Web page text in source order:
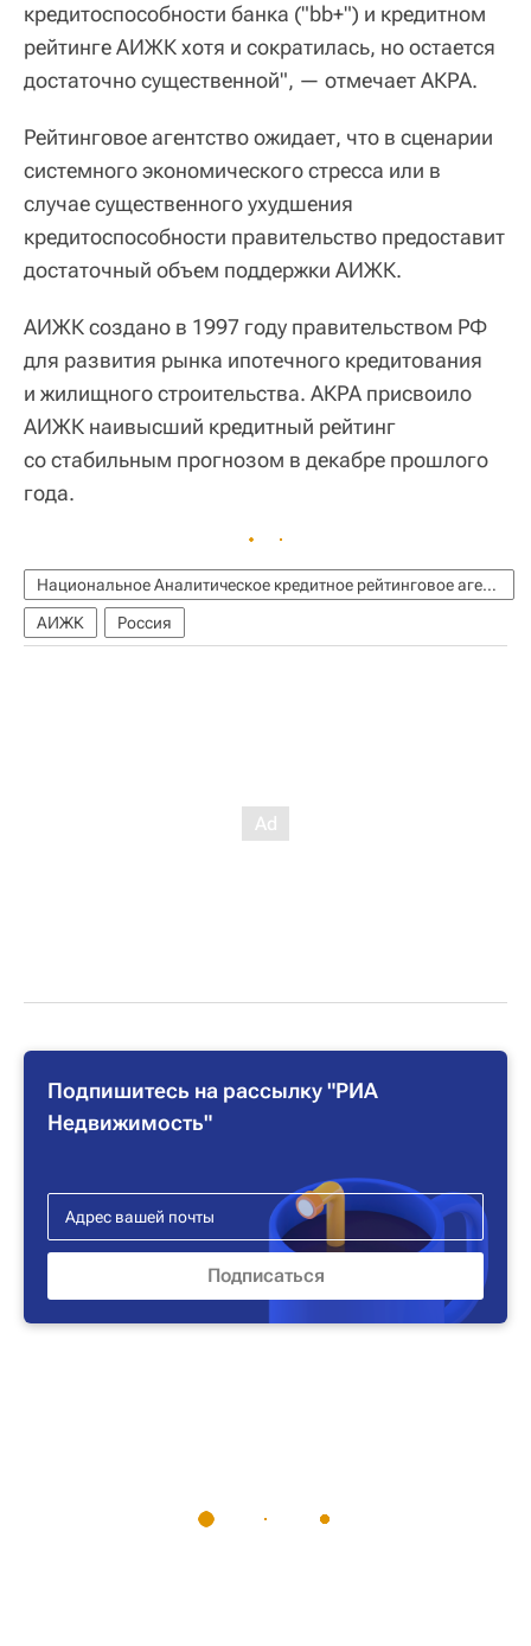
кредитоспособности банка ("bb+") и кредитном
рейтинге АИЖК хотя и сократилась, но остается
достаточно существенной", — отмечает АКРА.
Рейтинговое агентство ожидает, что в сценарии
системного экономического стресса или в
случае существенного ухудшения
кредитоспособности правительство предоставит
достаточный объем поддержки АИЖК.
АИЖК создано в 1997 году правительством РФ
для развития рынка ипотечного кредитования
и жилищного строительства. АКРА присвоило
АИЖК наивысший кредитный рейтинг
со стабильным прогнозом в декабре прошлого
года.
Национальное Аналитическое кредитное рейтинговое агентство (АКРА)
АИЖК
Россия
Подпишитесь на рассылку "РИА
Недвижимость"